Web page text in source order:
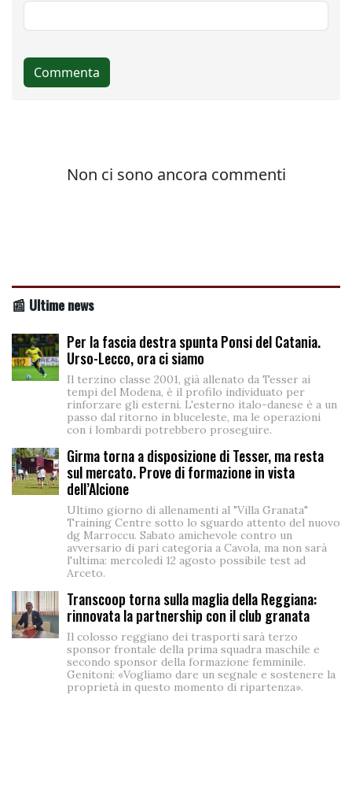
📰 Ultime news
Per la fascia destra spunta Ponsi del Catania.
Urso-Lecco, ora ci siamo
Il terzino classe 2001, già allenato da Tesser ai
tempi del Modena, è il profilo individuato per
rinforzare gli esterni. L'esterno italo-danese è a un
passo dal ritorno in bluceleste, ma le operazioni
con i lombardi potrebbero proseguire.
Girma torna a disposizione di Tesser, ma resta
sul mercato. Prove di formazione in vista
dell’Alcione
Ultimo giorno di allenamenti al "Villa Granata"
Training Centre sotto lo sguardo attento del nuovo
dg Marroccu. Sabato amichevole contro un
avversario di pari categoria a Cavola, ma non sarà
l'ultima: mercoledì 12 agosto possibile test ad
Arceto.
Transcoop torna sulla maglia della Reggiana:
rinnovata la partnership con il club granata
Il colosso reggiano dei trasporti sarà terzo
sponsor frontale della prima squadra maschile e
secondo sponsor della formazione femminile.
Genitoni: «Vogliamo dare un segnale e sostenere la
proprietà in questo momento di ripartenza».